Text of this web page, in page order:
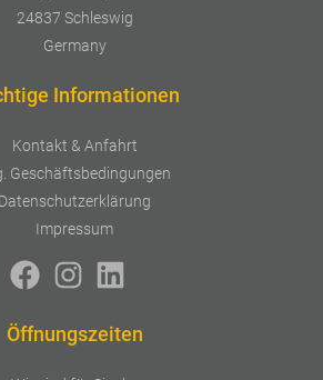
24837 Schleswig
Germany
Informationen
Kontakt & Anfahrt
Geschäftsbedingungen
Datenschutzerklärung
Impressum
Öffnungszeiten